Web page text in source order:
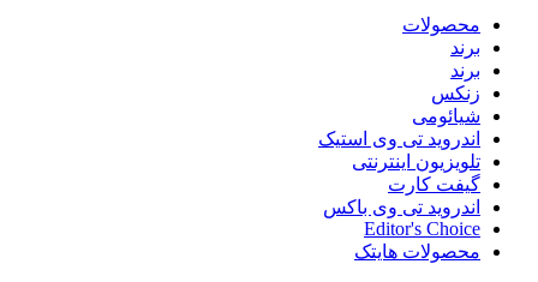
محصولات
برند
برند
زنکس
شیائومی
اندروید تی وی استیک
تلویزیون اینترنتی
گیفت کارت
اندروید تی وی باکس
Editor's Choice
محصولات هایتک